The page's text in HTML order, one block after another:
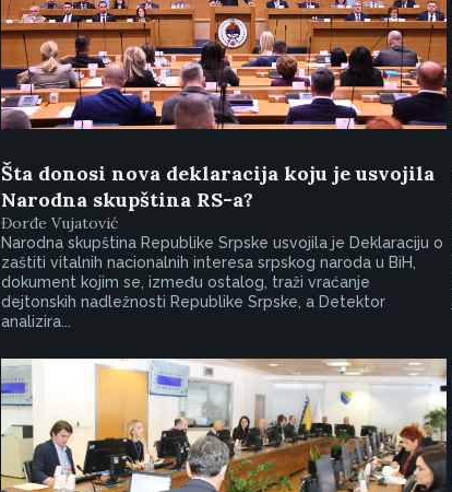
Šta donosi nova deklaracija koju je usvojila
Narodna skupština RS-a?
Đorđe Vujatović
Narodna skupština Republike Srpske usvojila je Deklaraciju o
zaštiti vitalnih nacionalnih interesa srpskog naroda u BiH,
dokument kojim se, između ostalog, traži vraćanje
dejtonskih nadležnosti Republike Srpske, a Detektor
analizira...